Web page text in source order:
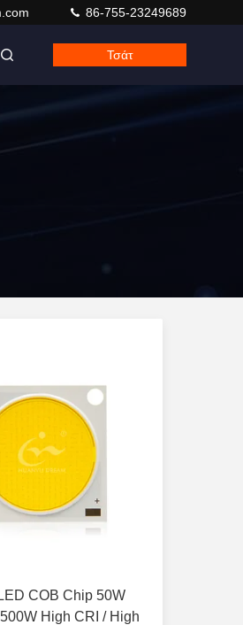
86-755-23249689
Τσάτ
COB Chip 50W
High CRI / High